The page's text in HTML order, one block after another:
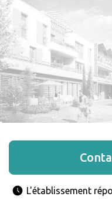
L'établissement